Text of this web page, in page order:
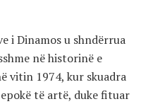
i Dinamos u shndërrua
në historinë e
vitin 1974, kur skuadra
të artë, duke fituar